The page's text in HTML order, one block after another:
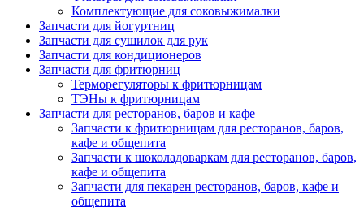
Комплектующие для соковыжималки
Запчасти для йогуртниц
Запчасти для сушилок для рук
Запчасти для кондиционеров
Запчасти для фритюрниц
Терморегуляторы к фритюрницам
ТЭНы к фритюрницам
Запчасти для ресторанов, баров и кафе
Запчасти к фритюрницам для ресторанов, баров,
кафе и общепита
Запчасти к шоколадоваркам для ресторанов, баров,
кафе и общепита
Запчасти для пекарен ресторанов, баров, кафе и
общепита